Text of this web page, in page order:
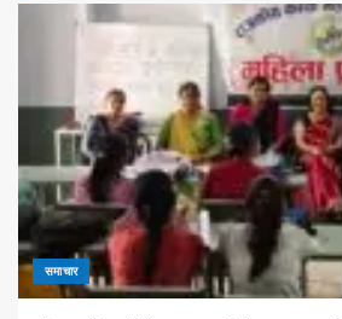
समाचार